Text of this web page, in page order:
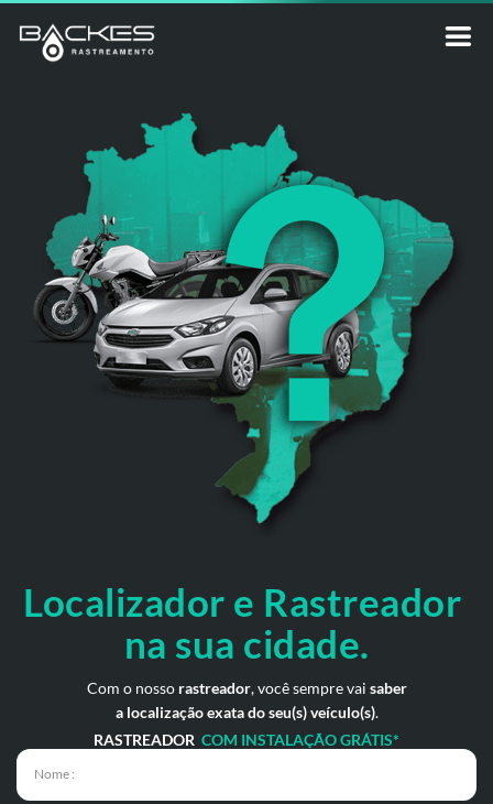
Localizador e Rastreador
na sua cidade.
Com o nosso rastreador, você sempre vai saber
a localização exata do seu(s) veículo(s).
RASTREADOR COM INSTALAÇÃO GRÁTIS*